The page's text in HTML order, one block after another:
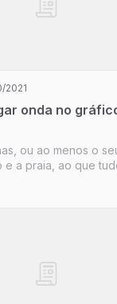
2021
onda no
ou ao menos o
e a praia, ao que